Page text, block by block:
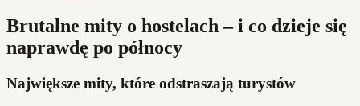
Brutalne mity o hostelach – i co dzieje się
naprawdę po północy
Największe mity, które odstraszają turystów